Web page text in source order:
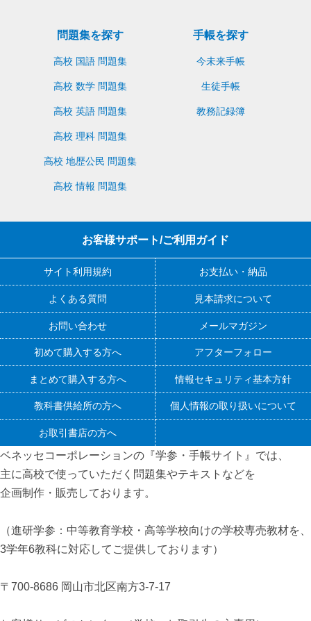
問題集を探す
高校 国語 問題集
高校 数学 問題集
高校 英語 問題集
高校 理科 問題集
高校 地歴公民 問題集
高校 情報 問題集
手帳を探す
今未来手帳
生徒手帳
教務記録簿
お客様サポート/ご利用ガイド
サイト利用規約 お支払い・納品
よくある質問 見本請求について
お問い合わせ メールマガジン
初めて購入する方へ アフターフォロー
まとめて購入する方へ 情報セキュリティ基本方針
教科書供給所の方へ 個人情報の取り扱いについて
お取引書店の方へ
ベネッセコーポレーションの『学参・手帳サイト』 では、
主に高校で使っていただく問題集やテキストなどを
企画制作・販売しております。
（進研学参：中等教育学校・高等学校向けの学校専売教材を、
3学年6教科に対応してご提供しております）
〒700-8686 岡山市北区南方3-7-17